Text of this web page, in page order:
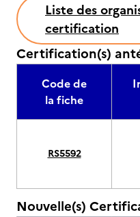
Liste des
certification
Certification(s)
Code de
la fiche
RS5592
Nouvelle(s)